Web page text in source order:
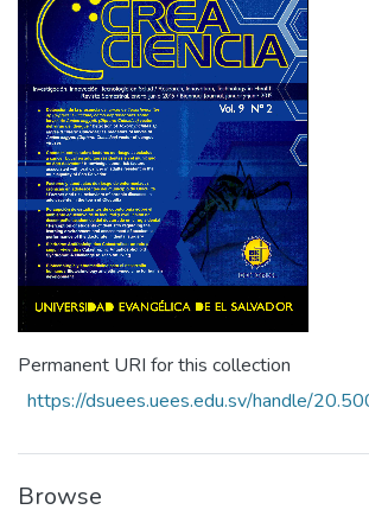
Permanent URI for this collection
https://dsuees.uees.edu.sv/handle/
Browse